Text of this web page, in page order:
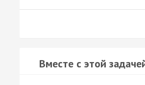
Вместе с этой